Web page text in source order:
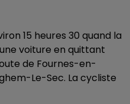
15 heures 30 quand la
voiture en quittant
de Fournes-en-
Le-Sec. La cycliste